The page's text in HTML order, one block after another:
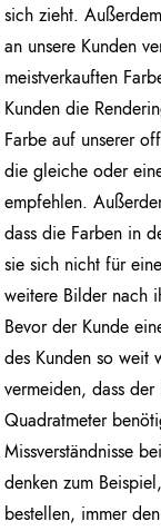
sich zieht.
an unsere Kunden
meistverkauften
Kunden die
Farbe auf unserer
die gleiche oder
empfehlen.
dass die Farben in
sie sich nicht für
weitere Bilder nach
Bevor der Kunde
des Kunden so weit
vermeiden, dass
Quadratmeter
Missverständnisse
denken zum
bestellen, immer